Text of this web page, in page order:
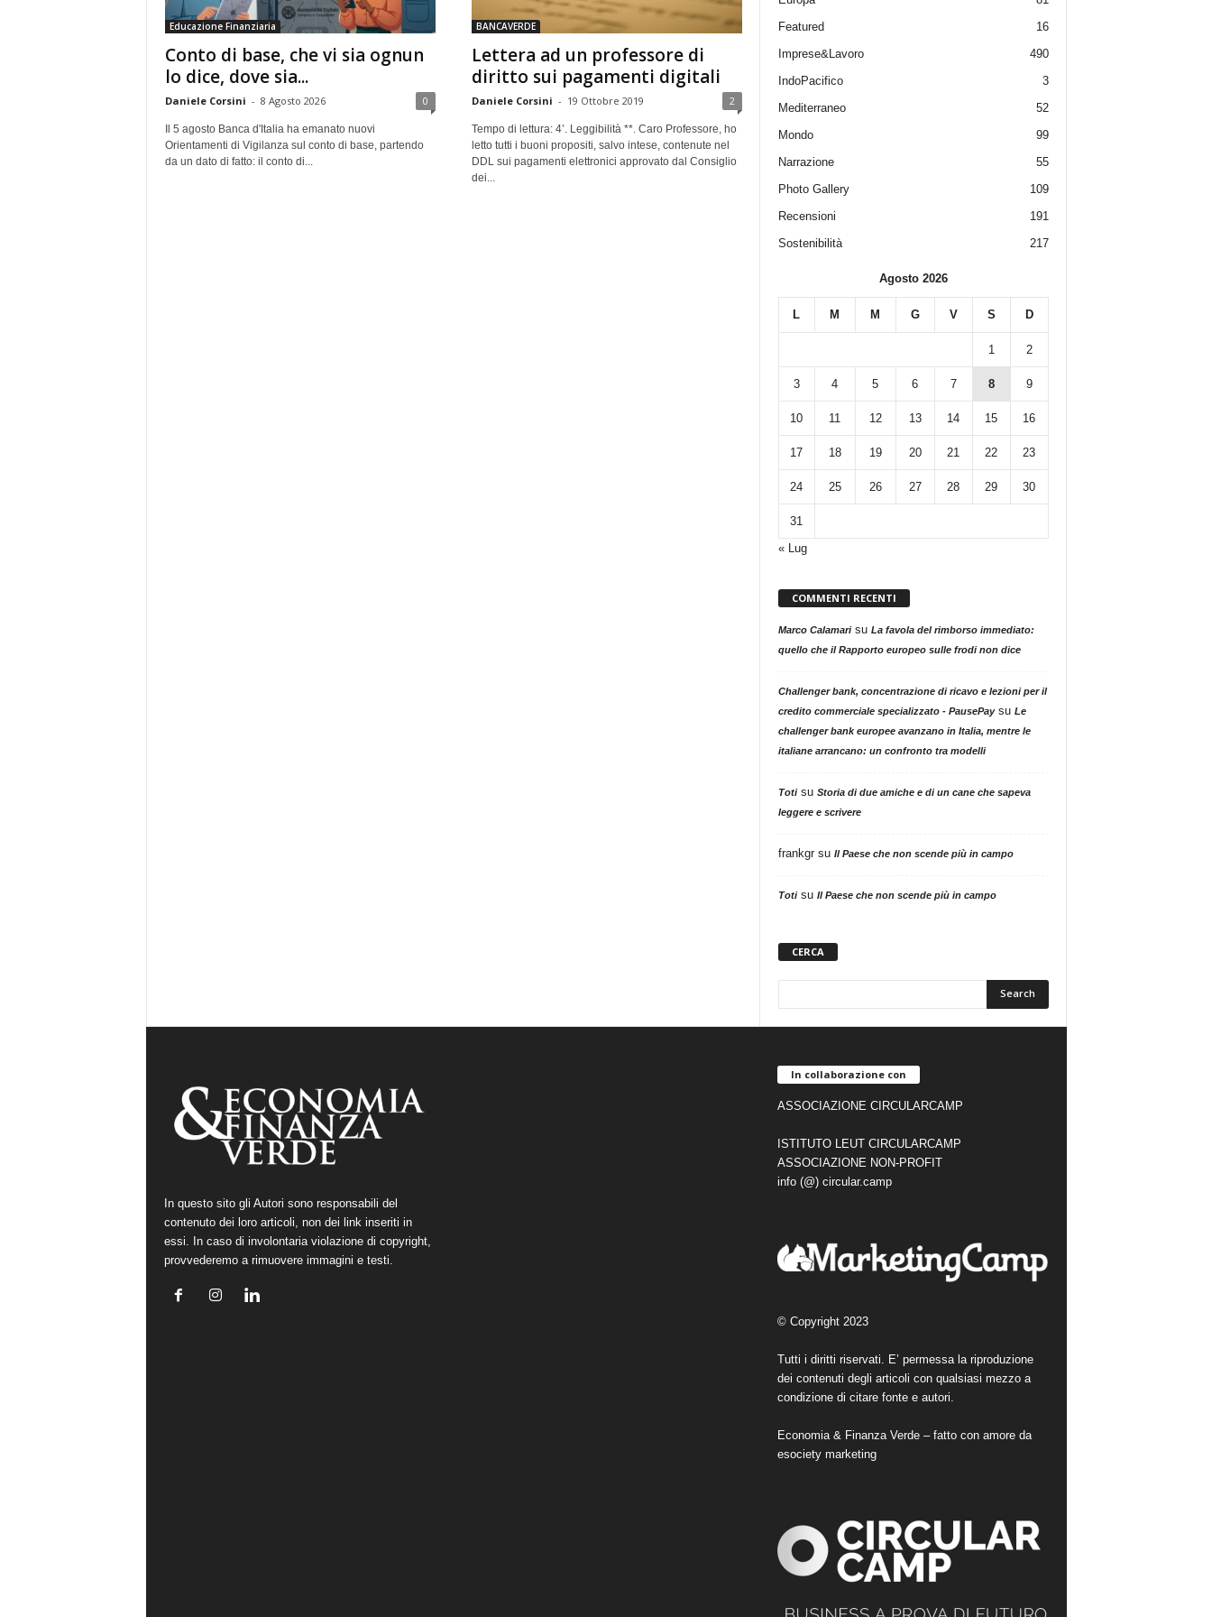
Educazione Finanziaria
Conto di base, che vi sia ognun
lo dice, dove sia...
Daniele Corsini - 8 Agosto 2026 0
Il 5 agosto Banca d'Italia ha emanato nuovi
Orientamenti di Vigilanza sul conto di base, partendo
da un dato di fatto: il conto di...
BANCAVERDE
Lettera ad un professore di
diritto sui pagamenti digitali
Daniele Corsini - 19 Ottobre 2019 2
Tempo di lettura: 4’. Leggibilità **. Caro Professore, ho
letto tutti i buoni propositi, salvo intese, contenute nel
DDL sui pagamenti elettronici approvato dal Consiglio
dei...
Featured
16
Imprese&Lavoro
490
IndoPacifico
3
Mediterraneo
52
Mondo
99
Narrazione
55
Photo Gallery
109
Recensioni
191
Sostenibilità
217
Agosto 2026
L M M G V S D
1 2
3 4 5 6 7 8 9
10 11 12 13 14 15 16
17 18 19 20 21 22 23
24 25 26 27 28 29 30
31
« Lug
COMMENTI RECENTI
Marco Calamarisu La favola del rimborso immediato:
quello che il Rapporto europeo sulle frodi non dice
Challenger bank, concentrazione di ricavo e lezioni per il
credito commerciale specializzato - PausePaysu Le
challenger bank europee avanzano in Italia, mentre le
italiane arrancano: un confronto tra modelli
Totisu Storia di due amiche e di un cane che sapeva
leggere e scrivere
frankgrsu Il Paese che non scende più in campo
Totisu Il Paese che non scende più in campo
CERCA
In questo sito gli Autori sono responsabili del
contenuto dei loro articoli, non dei link inseriti in
essi. In caso di involontaria violazione di copyright,
provvederemo a rimuovere immagini e testi.
In collaborazione con
ASSOCIAZIONE CIRCULARCAMP
ISTITUTO LEUT CIRCULARCAMP
ASSOCIAZIONE NON-PROFIT
info (@) circular.camp
© Copyright 2023
Tutti i diritti riservati. E’ permessa la riproduzione
dei contenuti degli articoli con qualsiasi mezzo a
condizione di citare fonte e autori.
Economia & Finanza Verde – fatto con amore da
esociety marketing